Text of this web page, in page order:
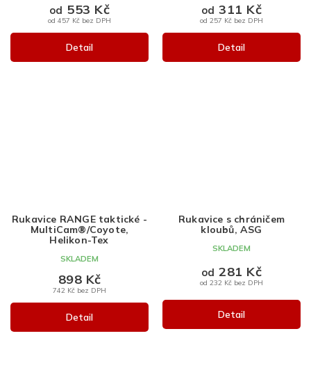
od 457 Kč bez DPH
od 553 Kč
Detail
od 257 Kč bez DPH
od 311 Kč
Detail
Rukavice RANGE taktické -
MultiCam®/Coyote,
Helikon-Tex
SKLADEM
742 Kč bez DPH
898 Kč
Detail
Rukavice s chráničem
kloubů, ASG
SKLADEM
od 232 Kč bez DPH
od 281 Kč
Detail